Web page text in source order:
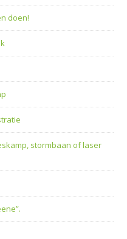
doen!
stormbaan of laser